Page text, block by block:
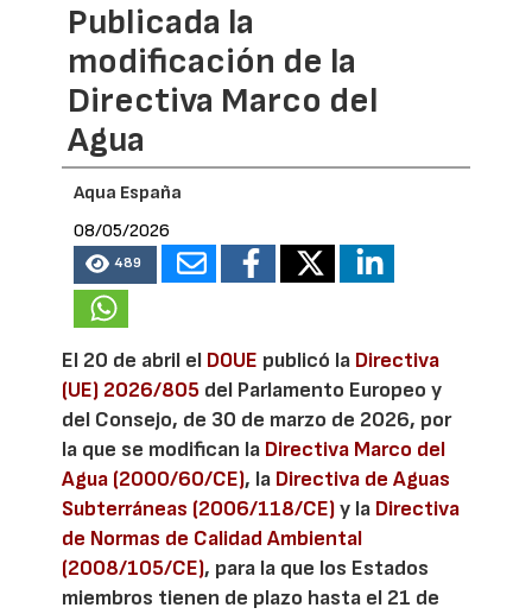
Publicada la
modificación de la
Directiva Marco del
Agua
Aqua España
08/05/2026
489
El 20 de abril el DOUE publicó la Directiva
(UE) 2026/805 del Parlamento Europeo y
del Consejo, de 30 de marzo de 2026, por
la que se modifican la Directiva Marco del
Agua (2000/60/CE), la Directiva de Aguas
Subterráneas (2006/118/CE)y la Directiva
de Normas de Calidad Ambiental
(2008/105/CE), para la que los Estados
miembros tienen de plazo hasta el 21 de